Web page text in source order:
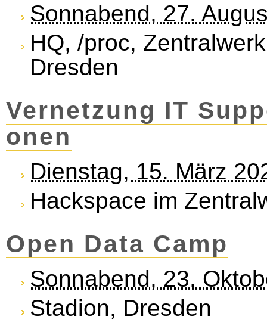
Sonnabend, 27.
HQ, /proc,
Dresden
Vernetzung IT
o­nen
Dienstag, 15. März
Hackspace im
Open Data Camp
Sonnabend, 23.
Stadion, Dresden